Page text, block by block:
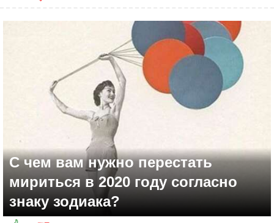
С чем вам нужно перестать
мириться в 2020 году согласно
знаку зодиака?